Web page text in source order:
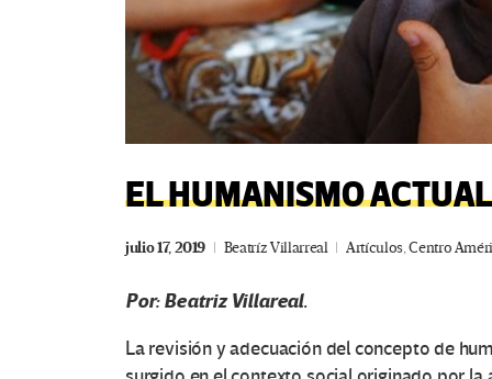
EL HUMANISMO
julio 17, 2019 Beatríz Villarreal Artículos,Centro
Por: Beatriz Villareal.
La revisión y adecuación del concepto de